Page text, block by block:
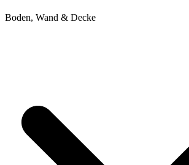
Boden, Wand & Decke